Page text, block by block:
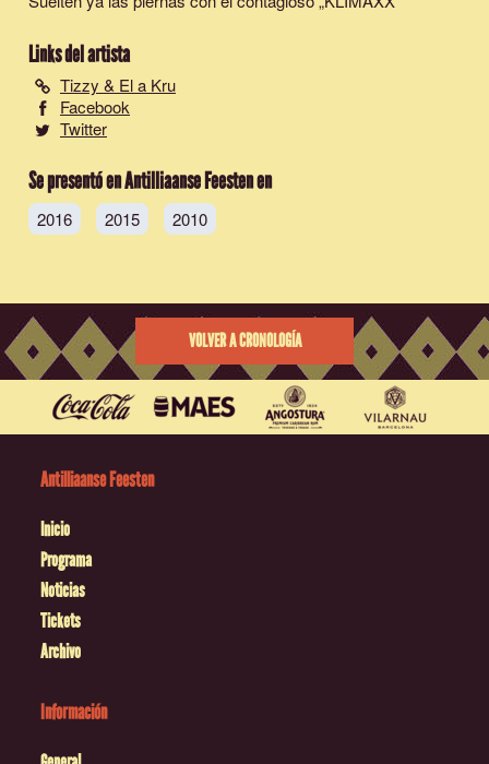
Links del artista
Tizzy & El a Kru
Facebook
Twitter
Se presentó en Antilliaanse Feesten en
2016 2015 2010
VOLVER A CRONOLOGÍA
Antilliaanse Feesten
Inicio
Programa
Noticias
Tickets
Archivo
Información